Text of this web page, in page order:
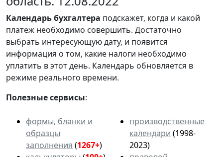
Календарьбухгалтера подскажет, когда и какой
платеж необходимо совершить. Достаточно
выбрать интересующую дату, и появится
информация о том, какие налоги необходимо
уплатить в этот день. Календарь обновляется в
режиме реального времени.
Полезные сервисы:
формы, бланки и
образцы
заполнения (1267+)
производственные
календари (1998-
2023)